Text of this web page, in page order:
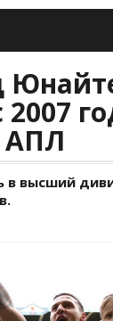
АПЛ
в высший